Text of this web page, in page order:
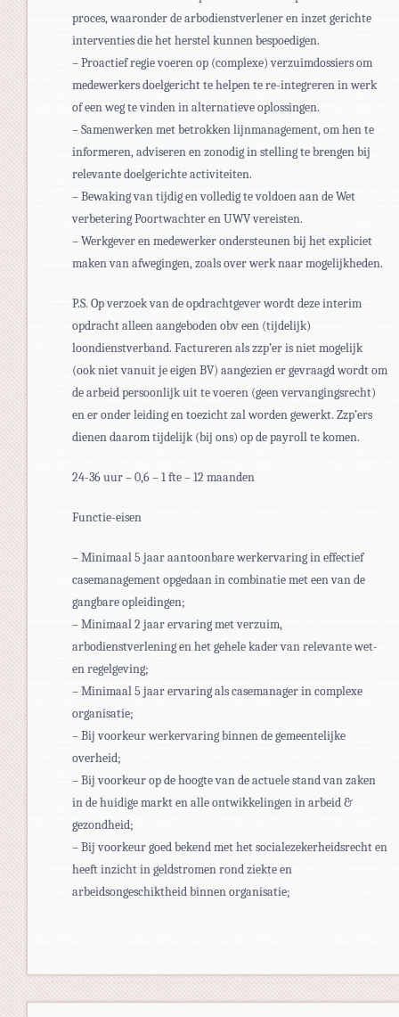
proces, waaronder de arbodienstverlener en inzet gerichte
interventies die het herstel kunnen bespoedigen.
– Proactief regie voeren op (complexe) verzuimdossiers om
medewerkers doelgericht te helpen te re-integreren in werk
of een weg te vinden in alternatieve oplossingen.
– Samenwerken met betrokken lijnmanagement, om hen te
informeren, adviseren en zonodig in stelling te brengen bij
relevante doelgerichte activiteiten.
– Bewaking van tijdig en volledig te voldoen aan de Wet
verbetering Poortwachter en UWV vereisten.
– Werkgever en medewerker ondersteunen bij het expliciet
maken van afwegingen, zoals over werk naar mogelijkheden.
P.S. Op verzoek van de opdrachtgever wordt deze interim
opdracht alleen aangeboden obv een (tijdelijk)
loondienstverband. Factureren als zzp’er is niet mogelijk
(ook niet vanuit je eigen BV) aangezien er gevraagd wordt om
de arbeid persoonlijk uit te voeren (geen vervangingsrecht)
en er onder leiding en toezicht zal worden gewerkt. Zzp’ers
dienen daarom tijdelijk (bij ons) op de payroll te komen.
24-36 uur – 0,6 – 1 fte – 12 maanden
Functie-eisen
– Minimaal 5 jaar aantoonbare werkervaring in effectief
casemanagement opgedaan in combinatie met een van de
gangbare opleidingen;
– Minimaal 2 jaar ervaring met verzuim,
arbodienstverlening en het gehele kader van relevante wet-
en regelgeving;
– Minimaal 5 jaar ervaring als casemanager in complexe
organisatie;
– Bij voorkeur werkervaring binnen de gemeentelijke
overheid;
– Bij voorkeur op de hoogte van de actuele stand van zaken
in de huidige markt en alle ontwikkelingen in arbeid &
gezondheid;
– Bij voorkeur goed bekend met het socialezekerheidsrecht en
heeft inzicht in geldstromen rond ziekte en
arbeidsongeschiktheid binnen organisatie;